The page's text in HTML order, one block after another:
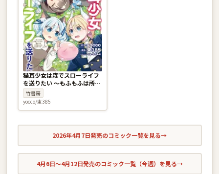
猫耳少女は森でスローライフ
を送りたい 〜もふもふは所望
しましたが、聖女とか王子様
とかは注文外です〜 4巻
竹書房
yocco/東385
2026年4月7日発売のコミック一覧を見る→
4月6日〜4月12日発売のコミック一覧（今週）を見る→